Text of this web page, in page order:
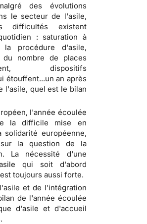
des évolutions
le secteur de l'asile,
difficultés existent
: saturation à
procédure d'asile,
du nombre de places
dispositifs
étouffent...un an après
l'asile, quel est le bilan
l'année écoulée
la difficile mise en
solidarité européenne,
sur la question de la
La nécessité d'une
qui soit d'abord
toujours aussi forte.
et de l'intégration
de l'année écoulée
d'asile et d'accueil